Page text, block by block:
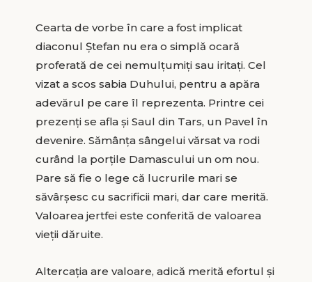
Cearta de vorbe în care a fost implicat
diaconul Ștefan nu era o simplă ocară
proferată de cei nemulțumiți sau iritați. Cel
vizat a scos sabia Duhului, pentru a apăra
adevărul pe care îl reprezenta. Printre cei
prezenți se afla și Saul din Tars, un Pavel în
devenire. Sămânța sângelui vărsat va rodi
curând la porțile Damascului un om nou.
Pare să fie o lege că lucrurile mari se
săvârșesc cu sacrificii mari, dar care merită.
Valoarea jertfei este conferită de valoarea
vieții dăruite.
Altercația are valoare, adică merită efortul și